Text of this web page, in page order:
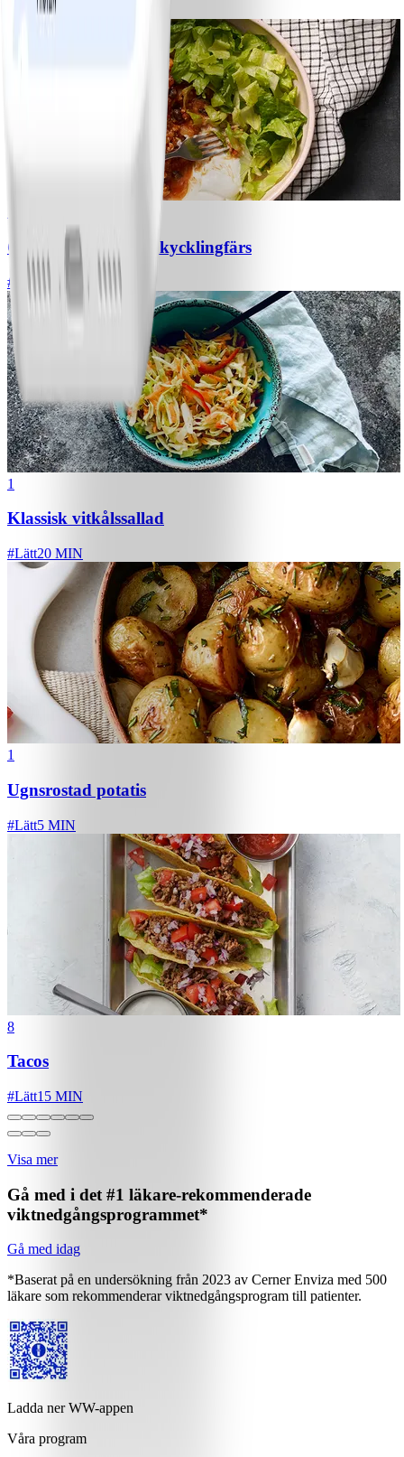
5 MIN
Chili con carne med kycklingfärs
# Lätt
1
Klassisk vitkålssallad
#Lätt20 MIN
1
Ugnsrostad potatis
#Lätt5 MIN
8
Tacos
#Lätt15 MIN
Visa mer
Gå med i det #1 läkare-rekommenderade
viktnedgångsprogrammet*
Gå med idag
*Baserat på en undersökning från 2023 av Cerner Enviza med 500
läkare som rekommenderar viktnedgångsprogram till patienter.
Ladda ner WW-appen
Våra program